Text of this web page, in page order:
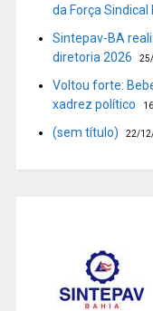
da Força Sindical
Sintepav-BA
diretoria 2026
Voltou forte:
xadrez político
(sem título) 22/